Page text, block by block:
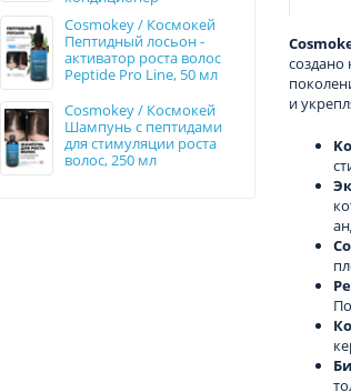
Cosmokey / Космокей
Пептидный лосьон -
активатор роста волос
Peptide Pro Line, 50 мл
Cosmokey / Космокей
Шампунь с пептидами
для стимуляции роста
волос, 250 мл
создано
и